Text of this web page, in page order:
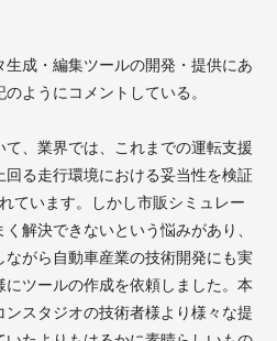
成・編集ツールの開発・提供にあ
ようにコメントしている。
て、業界では、これまでの運転支援
る走行環境における妥当性を検証
ています。しかし市販シミュレー
解決できないという悩みがあり、
がら自動車産業の技術開発にも実
ツールの作成を依頼しました。本
スタジオの技術者様より様々な提